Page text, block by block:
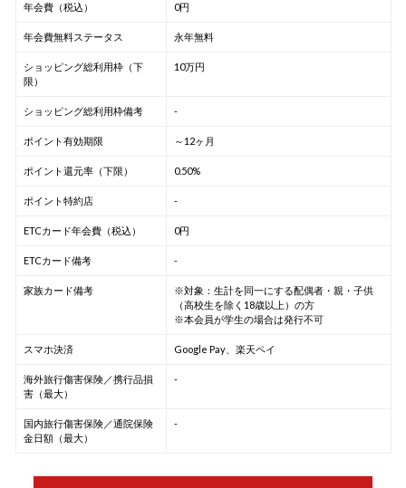
年会費（税込） 0円
年会費無料ステータス 永年無料
ショッピング総利用枠（下
限）
10万円
ショッピング総利用枠備考 -
ポイント有効期限 ～12ヶ月
ポイント還元率（下限） 0.50%
ポイント特約店 -
ETCカード年会費（税込） 0円
ETCカード備考 -
家族カード備考
※対象：生計を同一にする配偶者・親・子供
（高校生を除く18歳以上）の方
※本会員が学生の場合は発行不可
スマホ決済 Google Pay、楽天ペイ
海外旅行傷害保険／携行品損
害（最大）
-
国内旅行傷害保険／通院保険
金日額（最大）
-